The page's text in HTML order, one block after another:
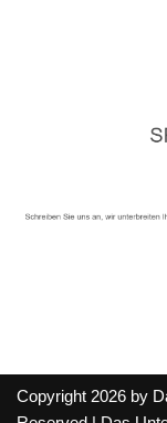
Copyright 2026 by